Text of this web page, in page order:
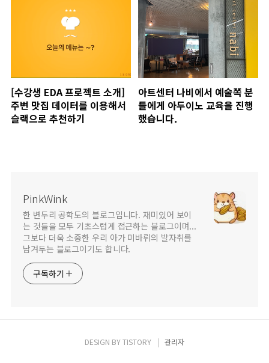
[수강생 EDA 프로젝트 소개]
주변 맛집 데이터를 이용해서
슬랙으로 추천하기
아트센터 나비에서 예술쪽 분
들에게 아두이노 교육을 진행
했습니다.
PinkWink
한 변두리 공학도의 블로그입니다. 재미있어 보이
는 것들을 모두 기초스럽게 접근하는 블로그이며...
그보다 더욱 소중한 우리 아가 미바뤼의 발자취를
남겨두는 블로그이기도 합니다.
구독하기
DESIGN BYTISTORY 관리자